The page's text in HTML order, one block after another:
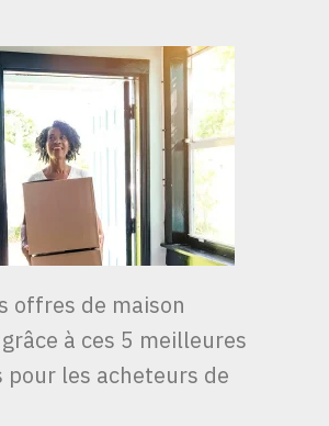
offres de maison
à ces 5 meilleures
pour les acheteurs de